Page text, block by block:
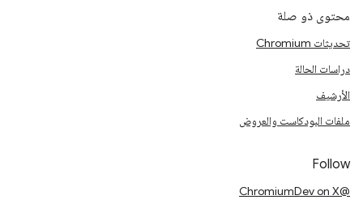
محتوى ذو صلة
تحديثات Chromium
دراسات الحالة
الأرشيف
ملفات البودكاست والعروض
Follow
@ChromiumDev on X